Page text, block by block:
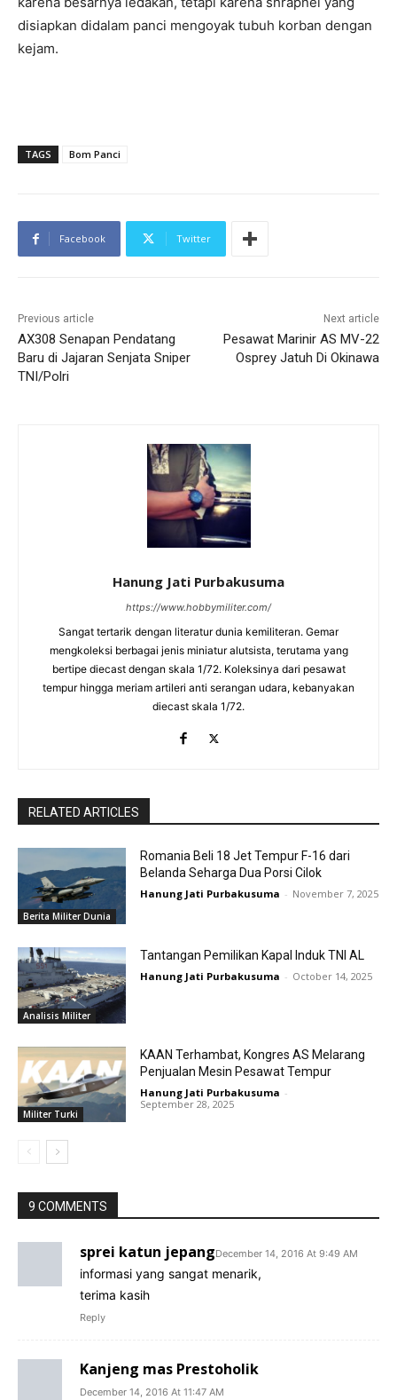
disiapkan didalam panci mengoyak tubuh korban dengan
kejam.
TAGS Bom Panci
Facebook Twitter
Previous article
AX308 Senapan Pendatang
Baru di Jajaran Senjata Sniper
TNI/Polri
Next article
Pesawat Marinir AS MV-22
Osprey Jatuh Di Okinawa
Hanung Jati Purbakusuma
https://www.hobbymiliter.com/
Sangat tertarik dengan literatur dunia kemiliteran. Gemar
mengkoleksi berbagai jenis miniatur alutsista, terutama yang
bertipe diecast dengan skala 1/72. Koleksinya dari pesawat
tempur hingga meriam artileri anti serangan udara, kebanyakan
diecast skala 1/72.
RELATED ARTICLES
Berita Militer Dunia
Romania Beli 18 Jet Tempur F-16 dari
Belanda Seharga Dua Porsi Cilok
Hanung Jati Purbakusuma - November 7, 2025
Analisis Militer
Tantangan Pemilikan Kapal Induk TNI AL
Hanung Jati Purbakusuma - October 14, 2025
Militer Turki
KAAN Terhambat, Kongres AS Melarang
Penjualan Mesin Pesawat Tempur
Hanung Jati Purbakusuma -
September 28, 2025
9 COMMENTS
sprei katun jepangDecember 14, 2016 At 9:49 AM
informasi yang sangat menarik,
terima kasih
Reply
Kanjeng mas Prestoholik
December 14, 2016 At 11:47 AM